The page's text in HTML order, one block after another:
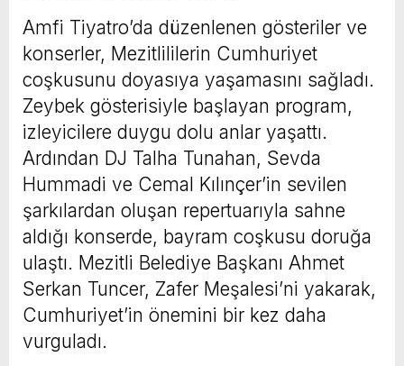
Amfi Tiyatro’da düzenlenen gösteriler ve
konserler, Mezitlililerin Cumhuriyet
coşkusunu doyasıya yaşamasını sağladı.
Zeybek gösterisiyle başlayan program,
izleyicilere duygu dolu anlar yaşattı.
Ardından DJ Talha Tunahan, Sevda
Hummadi ve Cemal Kılınçer’in sevilen
şarkılardan oluşan repertuarıyla sahne
aldığı konserde, bayram coşkusu doruğa
ulaştı. Mezitli Belediye Başkanı Ahmet
Serkan Tuncer, Zafer Meşalesi’ni yakarak,
Cumhuriyet’in önemini bir kez daha
vurguladı.